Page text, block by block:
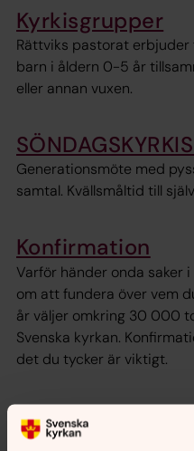
Kyrkisgrupper
Rättviks pastorat
barn i åldern 0-5 år
eller annan vuxen.
Generationsmöte med
samtal. Kvällsmåltid till
Konfirmation
Varför händer onda saker
om att fundera över vem
år väljer omkring 30 000
Svenska kyrkan.
det du tycker är viktigt.
Ungdom
Verksamhet för